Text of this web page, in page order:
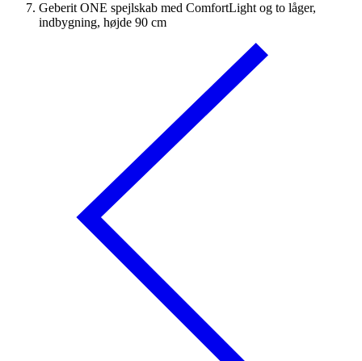
Geberit ONE spejlskab med ComfortLight og to låger,
indbygning, højde 90 cm